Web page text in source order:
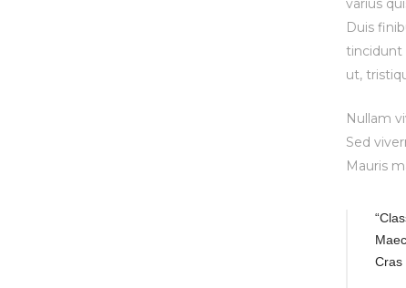
varius
Duis
tincidunt
ut,
Nullam
Sed
Mauris
Cras